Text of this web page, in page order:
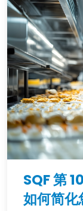
SQF 第
如何简化